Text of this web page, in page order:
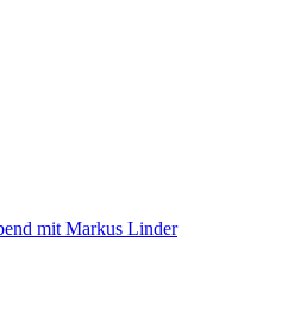
mit Markus Linder